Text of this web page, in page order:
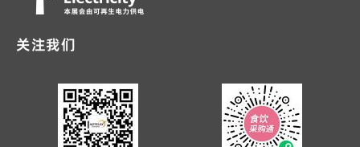
关注我们